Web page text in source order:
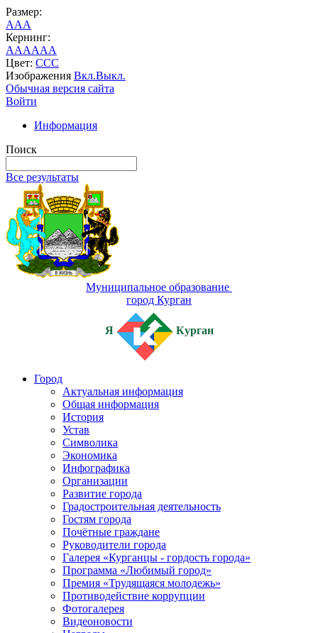
Размер:
AAA
Кернинг:
AAAAAA
Цвет: CCC
Изображения Вкл.Выкл.
Обычная версия сайта
Войти
Информация
Поиск
Все результаты
Муниципальное образование
город Курган
Я Курган
Город
Актуальная информация
Общая информация
История
Устав
Символика
Экономика
Инфографика
Организации
Развитие города
Градостроительная деятельность
Гостям города
Почётные граждане
Руководители города
Галерея «Курганцы - гордость города»
Программа «Любимый город»
Премия «Трудящаяся молодежь»
Противодействие коррупции
Фотогалерея
Видеоновости